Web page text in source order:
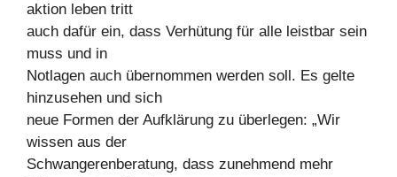
aktion leben tritt
auch dafür ein, dass Verhütung für alle leistbar sein
muss und in
Notlagen auch übernommen werden soll. Es gelte
hinzusehen und sich
neue Formen der Aufklärung zu überlegen: „Wir
wissen aus der
Schwangerenberatung, dass zunehmend mehr